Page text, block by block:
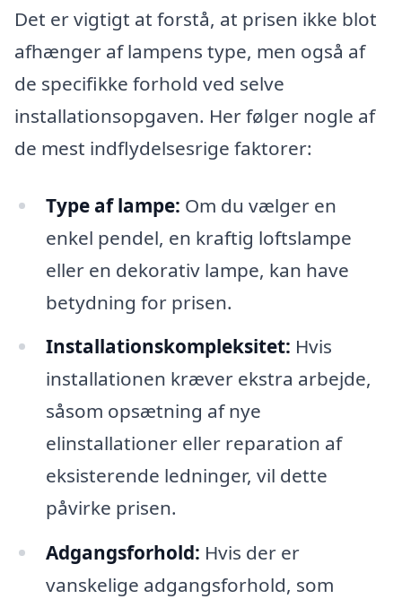
Det er vigtigt at forstå, at prisen ikke blot
afhænger af lampens type, men også af
de specifikke forhold ved selve
installationsopgaven. Her følger nogle af
de mest indflydelsesrige faktorer:
Type af lampe: Om du vælger en
enkel pendel, en kraftig loftslampe
eller en dekorativ lampe, kan have
betydning for prisen.
Installationskompleksitet: Hvis
installationen kræver ekstra arbejde,
såsom opsætning af nye
elinstallationer eller reparation af
eksisterende ledninger, vil dette
påvirke prisen.
Adgangsforhold: Hvis der er
vanskelige adgangsforhold, som